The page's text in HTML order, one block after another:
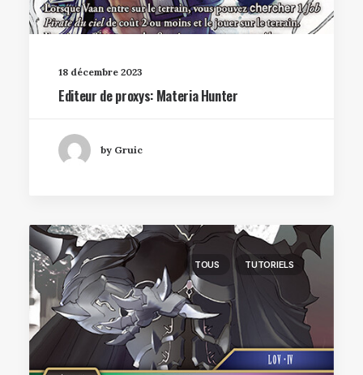
18 décembre 2023
Editeur de proxys: Materia Hunter
by Gruic
TOUS TUTORIELS